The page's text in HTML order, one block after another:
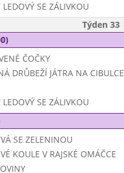
LEDOVÝ SE ZÁLIVKOU
Týden 33
ČOČKY
DRŮBEŽÍ JÁTRA NA CIBULCE
LEDOVÝ SE ZÁLIVKOU
SE ZELENINOU
KOULE V RAJSKÉ OMÁČCE